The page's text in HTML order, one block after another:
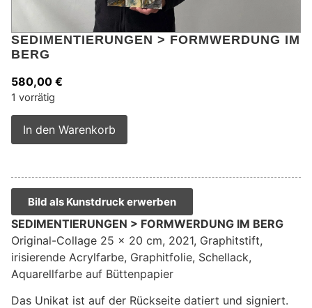
SEDIMENTIERUNGEN > FORMWERDUNG IM
BERG
580,00 €
1 vorrätig
In den Warenkorb
Bild als Kunstdruck erwerben
SEDIMENTIERUNGEN > FORMWERDUNG IM BERG
Original-Collage 25 x 20 cm, 2021, Graphitstift,
irisierende Acrylfarbe, Graphitfolie, Schellack,
Aquarellfarbe auf Büttenpapier
Das Unikat ist auf der Rückseite datiert und signiert.